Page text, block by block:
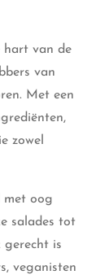
hart van de
van
Met een
zowel
met oog
salades tot
gerecht is
veganisten